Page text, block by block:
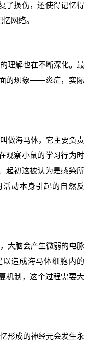
了损伤，还使得记忆得
网络。
理解也在不断深化。最
的现象——炎症，实际
做海马体，它主要负责
观察小鼠的学习行为时
起初这被认为是感染所
动本身引起的自然反
大脑会产生微弱的电脉
造成海马体细胞内的
机制，这个过程需要大
形成的神经元会发生永